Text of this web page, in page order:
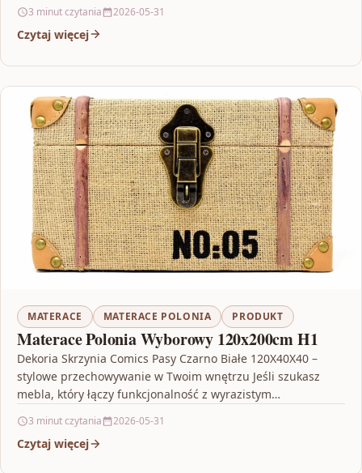
3 minut czytania 2026-05-31
Czytaj więcej
MATERACE MATERACE POLONIA PRODUKT
Materace Polonia Wyborowy 120x200cm H1
Dekoria Skrzynia Comics Pasy Czarno Białe 120X40X40 –
stylowe przechowywanie w Twoim wnętrzu Jeśli szukasz
mebla, który łączy funkcjonalność z wyrazistym
3 minut czytania 2026-05-31
Czytaj więcej